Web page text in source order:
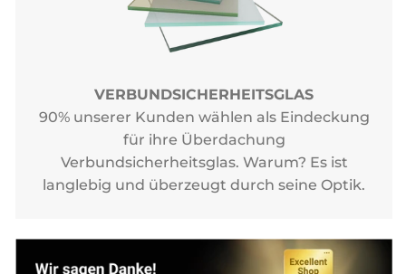
VERBUNDSICHERHEITSGLAS
90% unserer Kunden wählen als Eindeckung
für ihre Überdachung
Verbundsicherheitsglas. Warum? Es ist
langlebig und überzeugt durch seine Optik.